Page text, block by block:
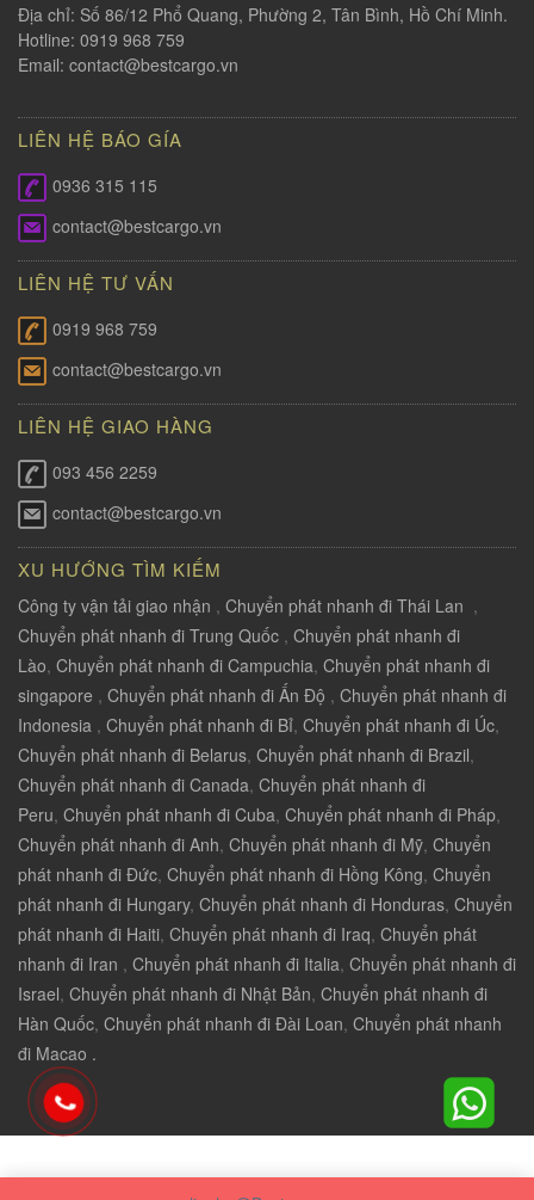
Địa chỉ: Số 86/12 Phổ Quang, Phường 2, Tân Bình, Hồ Chí Minh.
Hotline: 0919 968 759
Email: contact@bestcargo.vn
LIÊN HỆ BÁO GÍA
0936 315 115
contact@bestcargo.vn
LIÊN HỆ TƯ VẤN
0919 968 759
contact@bestcargo.vn
LIÊN HỆ GIAO HÀNG
093 456 2259
contact@bestcargo.vn
XU HƯỚNG TÌM KIẾM
Công ty vận tải giao nhận , Chuyển phát nhanh đi Thái Lan ,
Chuyển phát nhanh đi Trung Quốc , Chuyển phát nhanh đi
Lào, Chuyển phát nhanh đi Campuchia, Chuyển phát nhanh đi
singapore , Chuyển phát nhanh đi Ấn Độ , Chuyển phát nhanh đi
Indonesia , Chuyển phát nhanh đi Bỉ, Chuyển phát nhanh đi Úc,
Chuyển phát nhanh đi Belarus, Chuyển phát nhanh đi Brazil,
Chuyển phát nhanh đi Canada, Chuyển phát nhanh đi
Peru, Chuyển phát nhanh đi Cuba, Chuyển phát nhanh đi Pháp,
Chuyển phát nhanh đi Anh, Chuyển phát nhanh đi Mỹ, Chuyển
phát nhanh đi Đức, Chuyển phát nhanh đi Hồng Kông, Chuyển
phát nhanh đi Hungary, Chuyển phát nhanh đi Honduras, Chuyển
phát nhanh đi Haiti, Chuyển phát nhanh đi Iraq, Chuyển phát
nhanh đi Iran , Chuyển phát nhanh đi Italia, Chuyển phát nhanh đi
Israel, Chuyển phát nhanh đi Nhật Bản, Chuyển phát nhanh đi
Hàn Quốc, Chuyển phát nhanh đi Đài Loan, Chuyển phát nhanh
đi Macao .